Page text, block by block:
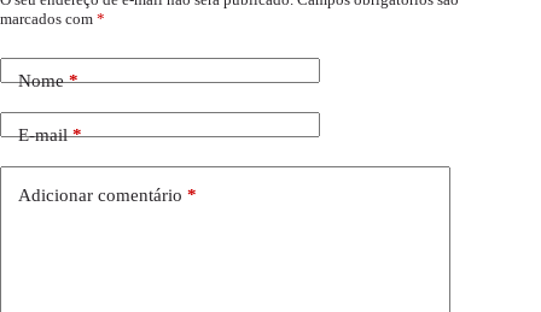
marcados com *
Nome*
E-mail*
Adicionar comentário *